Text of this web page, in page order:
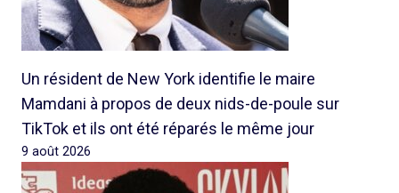
Un résident de New York identifie le maire
Mamdani à propos de deux nids-de-poule sur
TikTok et ils ont été réparés le même jour
9 août 2026